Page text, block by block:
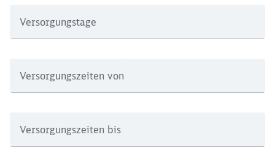
Versorgungstage
Versorgungszeiten von
Versorgungszeiten bis